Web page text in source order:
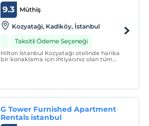
Müthiş
9.3
Kozyataği, Kadiköy, İstanbul
Taksitli Ödeme Seçeneği
Hilton İstanbul Kozyatağı otelinde harika
bir konaklama için ihtiyacınız olan tüm
G Tower Furnished Apartment
Rentals istanbul